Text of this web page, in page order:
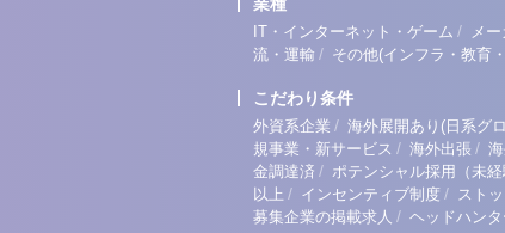
IT・インターネット・ゲーム / メ
流・運輸 / その他(インフラ・教育
こだわり条件
外資系企業 / 海外展開あり(日系グ
規事業・新サービス / 海外出張 /
金調達済 / ポテンシャル採用（未経
以上 / インセンティブ制度 / スト
募集企業の掲載求人 / ヘッドハン